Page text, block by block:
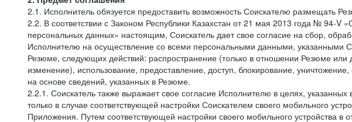
2.1. Исполнитель обязуется предоставить возможность Соискателю размещать
2.2. В соответствии с Законом Республики Казахстан от 21 мая 2013 года № 94-
персональных данных» настоящим, Соискатель дает свое согласие на сбор,
Исполнителю на осуществление со всеми персональными данными, указанными
Резюме, следующих действий: распространение (только в отношении Резюме
изменение), использование, предоставление, доступ, блокирование,
на основе сведений, указанных в Резюме.
2.2.1. Соискатель также выражает свое согласие Исполнителю в целях,
только в случае соответствующей настройки Соискателем своего мобильного
Приложения. Путем соответствующей настройки своего мобильного устройства